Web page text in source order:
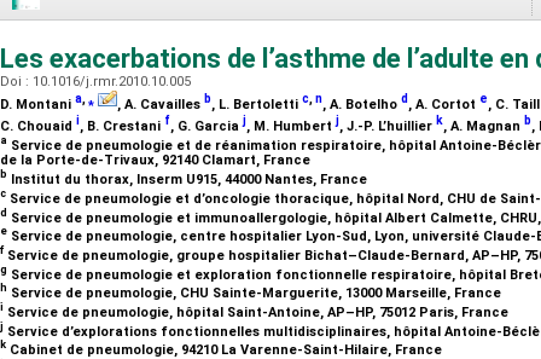
Les exacerbations de l’asthme de l’adulte
Doi : 10.1016/j.rmr.2010.10.005
D. Montani a,⁎ , A. Cavailles b, L. Bertoletti c,n, A. Botelho d , A. Cortot e, C.
C. Chouaid i, B. Crestani f, G. Garciaj, M. Humbertj, J.-P. L’huillier k, A. Magnan b,
a Service de pneumologie et de réanimation respiratoire, hôpital Antoine-
de la Porte-de-Trivaux, 92140 Clamart, France
b Institut du thorax, Inserm U915, 44000 Nantes, France
c Service de pneumologie et d’oncologie thoracique, hôpital Nord, CHU de
d Service de pneumologie et immunoallergologie, hôpital Albert Calmette,
e Service de pneumologie, centre hospitalier Lyon-Sud, Lyon, université Claude-
f Service de pneumologie, groupe hospitalier Bichat–Claude-Bernard, AP–HP,
g Service de pneumologie et exploration fonctionnelle respiratoire, hôpital
h Service de pneumologie, CHU Sainte-Marguerite, 13000 Marseille, France
i Service de pneumologie, hôpital Saint-Antoine, AP–HP, 75012 Paris, France
j Service d’explorations fonctionnelles multidisciplinaires, hôpital Antoine-
k Cabinet de pneumologie, 94210 La Varenne-Saint-Hilaire, France